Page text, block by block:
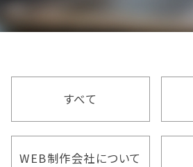
すべて
WEB制作会社について